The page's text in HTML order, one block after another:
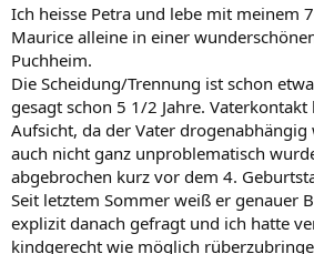
Ich heisse Petra und lebe mit meinem
Maurice alleine in einer
Puchheim.
Die Scheidung/Trennung ist schon
gesagt schon 5 1/2 Jahre.
Aufsicht, da der Vater
auch nicht ganz unproblematisch
abgebrochen kurz vor dem 4.
Seit letztem Sommer weiß er genauer
explizit danach gefragt und ich hatte
kindgerecht wie möglich